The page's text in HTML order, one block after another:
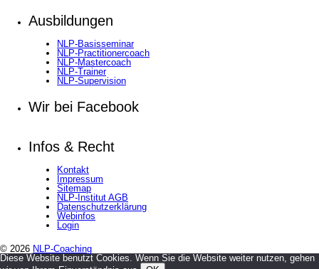
Ausbildungen
NLP-Basisseminar
NLP-Practitionercoach
NLP-Mastercoach
NLP-Trainer
NLP-Supervision
Wir bei Facebook
Infos & Recht
Kontakt
Impressum
Sitemap
NLP-Institut AGB
Datenschutzerklärung
Webinfos
Login
© 2026 NLP-Coaching
Diese Website benutzt Cookies. Wenn Sie die Website weiter nutzen, gehen